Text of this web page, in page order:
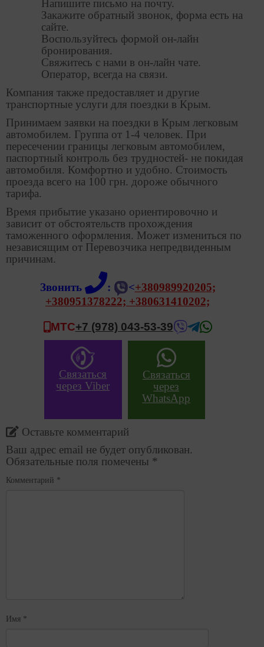
Напишите письмо на почту.
Закажите обратный звонок, форма есть на
сайте.
Воспользуйтесь формой он-лайн
бронирования.
Свяжитесь с нами в он-лайн чате.
Оператор, всегда на связи.
Компания также предоставляет и другие
транспортные услуги для поездки в Крым.
Принимаем заявки на поездки в Крым легковым
автомобилем. Группа от 1-4 человек. При
пересечении границы легковым автомобилем,
паспортный контроль без трудностей- не покидая
автомобиля. Комфортно и удобно. Стоимость
проезда всего на 100 грн. дороже обычного
тарифа.
Время прибытие указано ориентировочно и
зависит от обстоятельств прохождения
таможенного оформления. Может измениться по
независящим от Перевозчика непредвиденным
причинам.
Звонить : <+380989920205;
+380951378222; +380631410202;
МТС+7 (978) 043-53-39
Связаться
через Viber
Связаться
через
WhatsApp
Оставьте комментарий
Ваш адрес email не будет опубликован.
Обязательные поля помечены *
Комментарий *
Имя *